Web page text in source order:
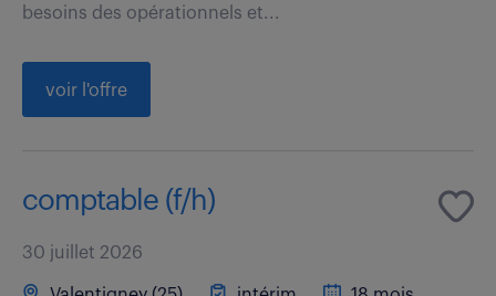
besoins des opérationnels et...
voir l'offre
comptable (f/h)
30 juillet 2026